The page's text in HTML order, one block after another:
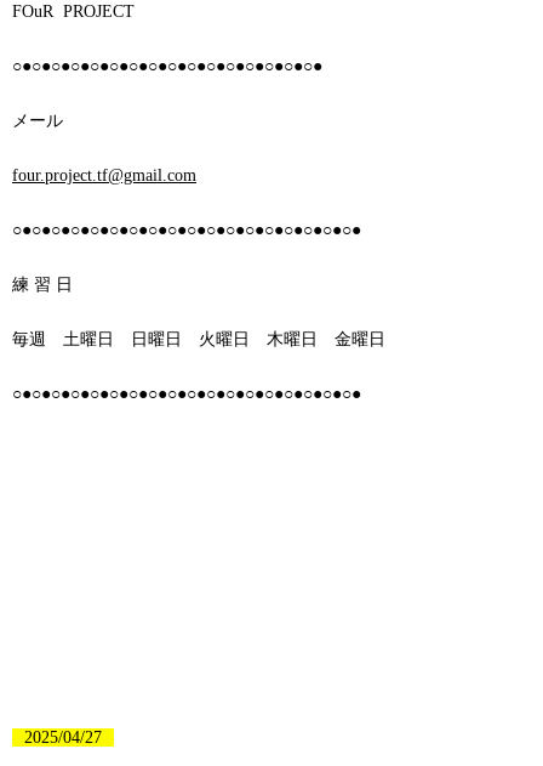
FOuR PROJECT
○●○●○●○●○●○●○●○●○●○●○●○●○●○●○●○●
メール
four.project.tf@gmail.com
○●○●○●○●○●○●○●○●○●○●○●○●○●○●○●○●○●○●
練 習 日
毎週 土曜日 日曜日 火曜日 木曜日 金曜日
○●○●○●○●○●○●○●○●○●○●○●○●○●○●○●○●○●○●
2025/04/27